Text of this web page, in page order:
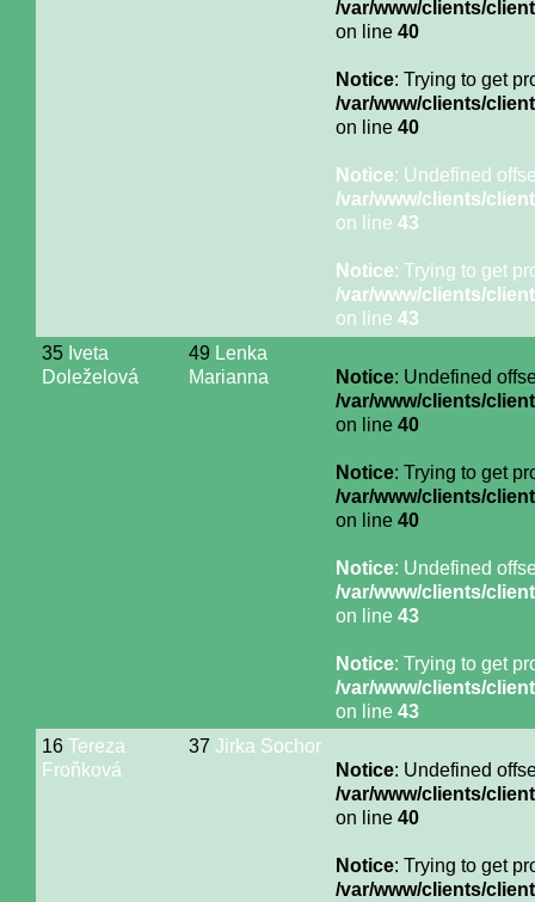
/var/www/clients/
on line 40
Notice: Trying to get
/var/www/clients/
on line 40
Notice: Undefined
/var/www/clients/
on line 43
Notice: Trying to get
/var/www/clients/
on line 43
35 Iveta
Doleželová
49 Lenka
Marianna
Notice: Undefined
/var/www/clients/
on line 40
Notice: Trying to get
/var/www/clients/
on line 40
Notice: Undefined
/var/www/clients/
on line 43
Notice: Trying to get
/var/www/clients/
on line 43
16 Tereza
Froňková
37 Jirka Sochor
Notice: Undefined
/var/www/clients/
on line 40
Notice: Trying to get
/var/www/clients/